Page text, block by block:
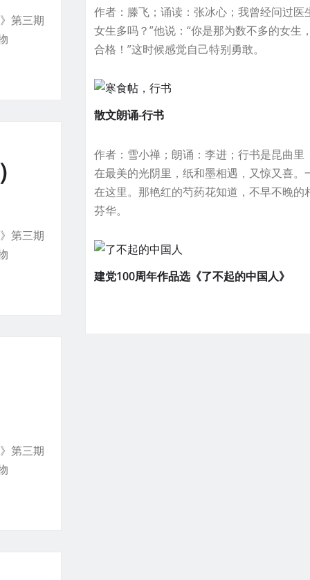
第三期
第三期
第三期
作者：滕飞；诵读：张冰心；我曾经问过医
女生多吗？”他说：“你是那为数不多的女生
合格！”这时候感觉自己特别勇敢。
散文朗诵-行书
作者：雪小禅；朗诵：李进；行书是昆曲里
在最美的光阴里，纸和墨相遇，又惊又喜。
在这里。那艳红的芍药花知道，不早不晚的
芬华。
建党100周年作品选《了不起的中国人》